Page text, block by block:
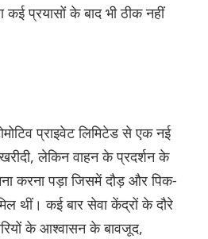
कई प्रयासों के बाद भी ठीक नहीं
प्राइवेट लिमिटेड से एक नई
लेकिन वाहन के प्रदर्शन के
करना पड़ा जिसमें दौड़ और पिक-
थीं। कई बार सेवा केंद्रों के दौरे
के आश्वासन के बावजूद,